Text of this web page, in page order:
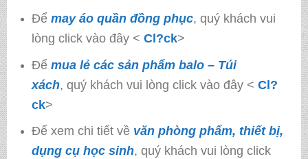
Để may áo quần đồng phục, quý khách vui
lòng click vào đây < Cl?ck>
Để mua lẻ các sản phẩm balo – Túi
xách, quý khách vui lòng click vào đây < Cl?
ck>
Để xem chi tiết về văn phòng phẩm, thiết bị,
dụng cụ học sinh, quý khách vui lòng click